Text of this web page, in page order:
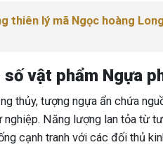
thiên lý mã Ngọc hoàng
vật phẩm Ngựa
thủy, tượng ngựa ẩn chứa
nghiệp. Năng lượng lan tỏa từ
cạnh tranh với các đối thủ